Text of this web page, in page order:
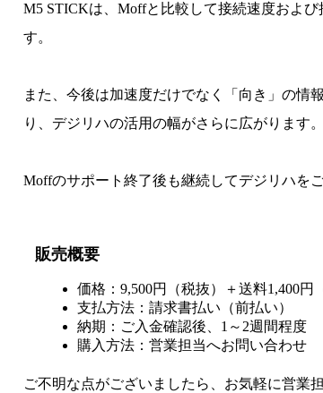
M5 STICKは、Moffと比較して接続速度およ
す。
また、今後は加速度だけでなく「向き」の情
り、デジリハの活用の幅がさらに広がります。
Moffのサポート終了後も継続してデジリハを
販売概要
価格：9,500円（税抜）＋送料1,400円
支払方法：請求書払い（前払い）
納期：ご入金確認後、1～2週間程度
購入方法：営業担当へお問い合わせ
ご不明な点がございましたら、お気軽に営業